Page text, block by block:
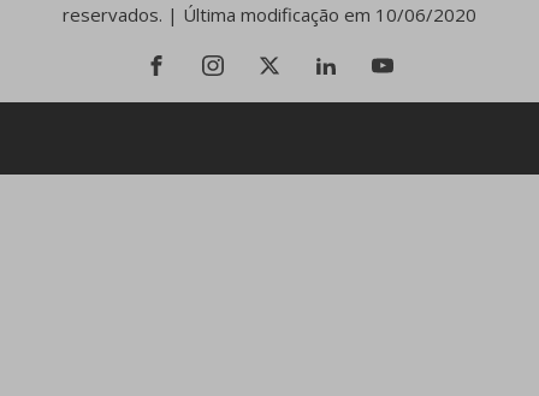
reservados. | Última modificação em 10/06/2020